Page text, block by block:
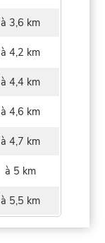
à 3,6 km
à 4,2 km
à 4,4 km
à 4,6 km
à 4,7 km
à 5 km
à 5,5 km